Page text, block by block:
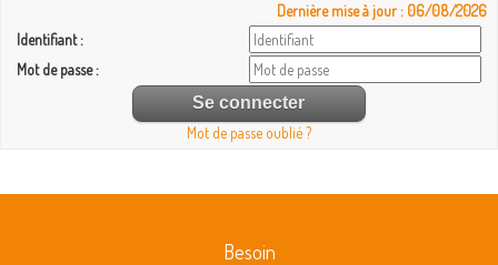
Dernière mise à jour : 06/08/2026
Identifiant :
Mot de passe :
Mot de passe oublié ?
Besoin